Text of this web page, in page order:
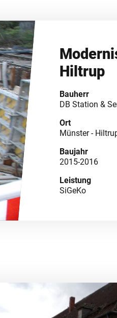
Hiltrup
Bauherr
DB Station &
Ort
Münster -
Baujahr
2015-2016
Leistung
SiGeKo